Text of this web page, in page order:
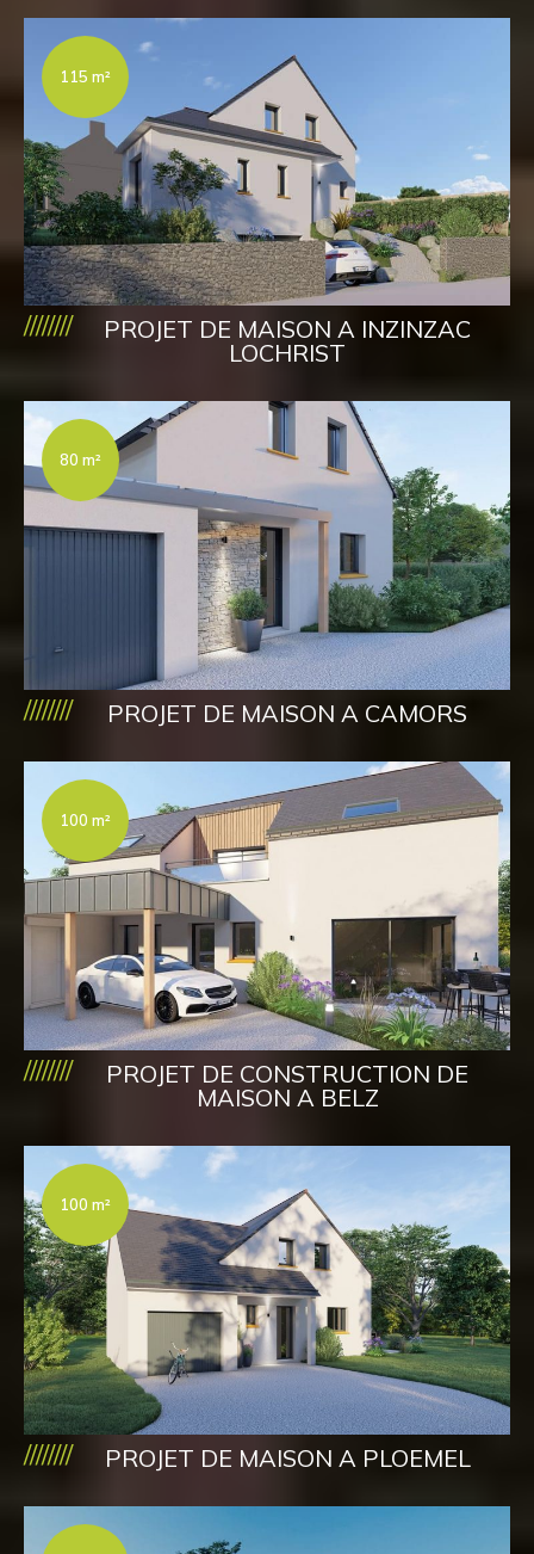
115 m²
////////
PROJET DE MAISON A INZINZAC
LOCHRIST
80 m²
//////// PROJET DE MAISON A CAMORS
100 m²
////////
PROJET DE CONSTRUCTION DE
MAISON A BELZ
100 m²
//////// PROJET DE MAISON A PLOEMEL